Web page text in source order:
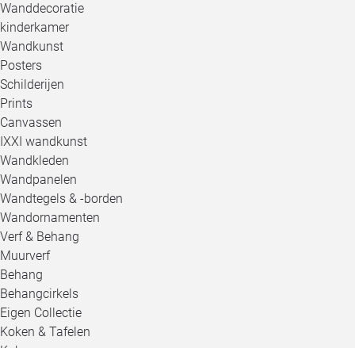
Wanddecoratie
kinderkamer
Wandkunst
Posters
Schilderijen
Prints
Canvassen
IXXI wandkunst
Wandkleden
Wandpanelen
Wandtegels & -borden
Wandornamenten
Verf & Behang
Muurverf
Behang
Behangcirkels
Eigen Collectie
Koken & Tafelen